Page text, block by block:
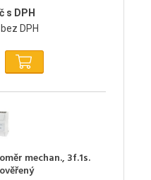
s DPH
DPH
mechan., 3f.1s.